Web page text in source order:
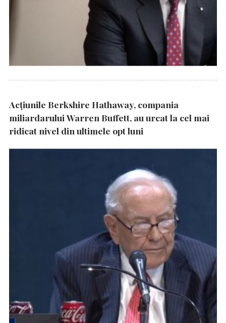
Acțiunile Berkshire Hathaway, compania
miliardarului Warren Buffett, au urcat la cel mai
ridicat nivel din ultimele opt luni